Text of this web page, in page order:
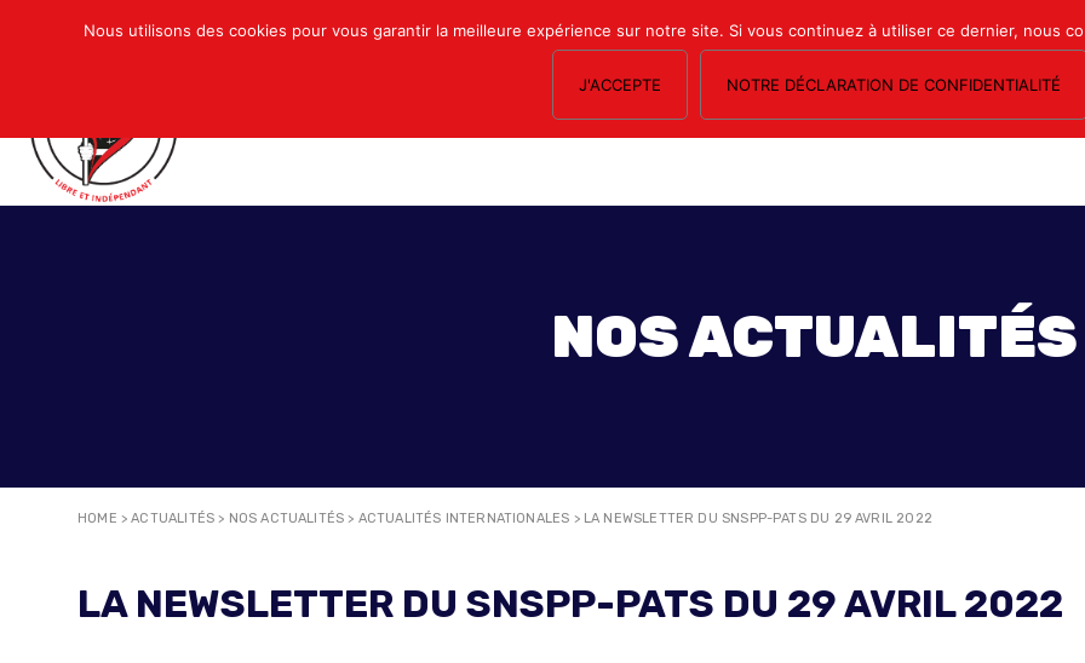
NOS SECTIONS LE MAGAZINE ESPACE ADHÉRENTS FORMATION
NOS ACTUALITÉS
HOME >ACTUALITÉS > NOS ACTUALITÉS > ACTUALITÉS INTERNATIONALES > LA NEWSLETTER DU SNSPP-PATS DU 29 AVRIL 2022
LA NEWSLETTER DU SNSPP-PATS DU 29 AVRIL 2022
Nous utilisons des cookies pour vous garantir la meilleure expérience sur notre site. Si vous continuez à utiliser ce dernier, nous
J'ACCEPTE NOTRE DÉCLARATION DE CONFIDENTIALITÉ